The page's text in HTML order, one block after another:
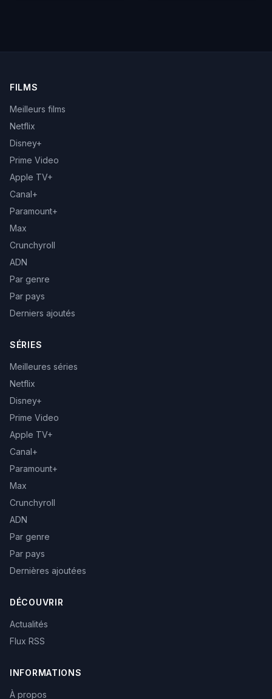
FILMS
Meilleurs films
Netflix
Disney+
Prime Video
Apple TV+
Canal+
Paramount+
Max
Crunchyroll
ADN
Par genre
Par pays
Derniers ajoutés
SÉRIES
Meilleures séries
Netflix
Disney+
Prime Video
Apple TV+
Canal+
Paramount+
Max
Crunchyroll
ADN
Par genre
Par pays
Dernières ajoutées
DÉCOUVRIR
Actualités
Flux RSS
INFORMATIONS
À propos